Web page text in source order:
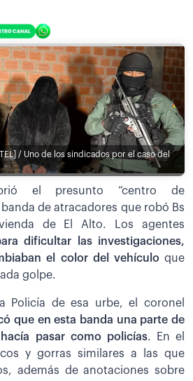
/ Uno de los sindicados por el caso del
el presunto “centro de
de atracadores que robó Bs
de El Alto. Los agentes
dificultar las investigaciones,
el color del vehículoque
golpe.
Policía de esa urbe, el coronel
que en esta banda una parte de
pasar como policías. En el
y gorras similares a las que
además de anotaciones sobre